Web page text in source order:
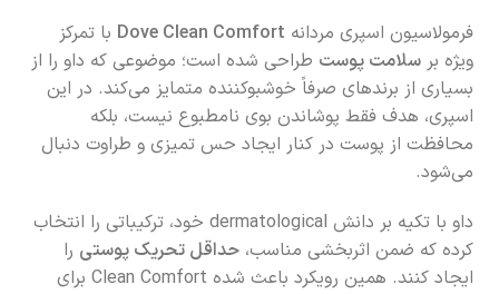
فرمولاسیون اسپری مردانه Dove Clean Comfort با تمرکز
ویژه برسلامت پوست طراحی شده است؛ موضوعی که داو را از
بسیاری از برندهای صرفاً خوشبوکننده متمایز می‌کند. در این
اسپری، هدف فقط پوشاندن بوی نامطبوع نیست، بلکه
محافظت از پوست در کنار ایجاد حس تمیزی و طراوت دنبال
می‌شود.
داو با تکیه بر دانش dermatological خود، ترکیباتی را انتخاب
کرده که ضمن اثربخشی مناسب،حداقل تحریک پوستی را
ایجاد کنند. همین رویکرد باعث شده Clean Comfort برای